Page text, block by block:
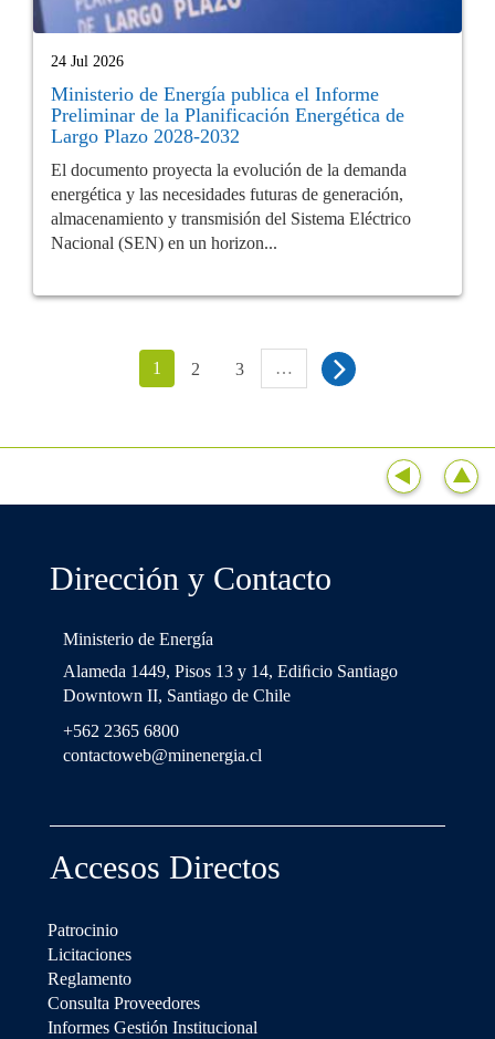
24 Jul 2026
Ministerio de Energía publica el Informe
Preliminar de la Planificación Energética de
Largo Plazo 2028-2032
El documento proyecta la evolución de la demanda
energética y las necesidades futuras de generación,
almacenamiento y transmisión del Sistema Eléctrico
Nacional (SEN) en un horizon...
1 2 3 …
Dirección y Contacto
Ministerio de Energía
Alameda 1449, Pisos 13 y 14, Ediﬁcio Santiago
Downtown II, Santiago de Chile
+562 2365 6800
contactoweb@minenergia.cl
Accesos Directos
Patrocinio
Licitaciones
Reglamento
Consulta Proveedores
Informes Gestión Institucional